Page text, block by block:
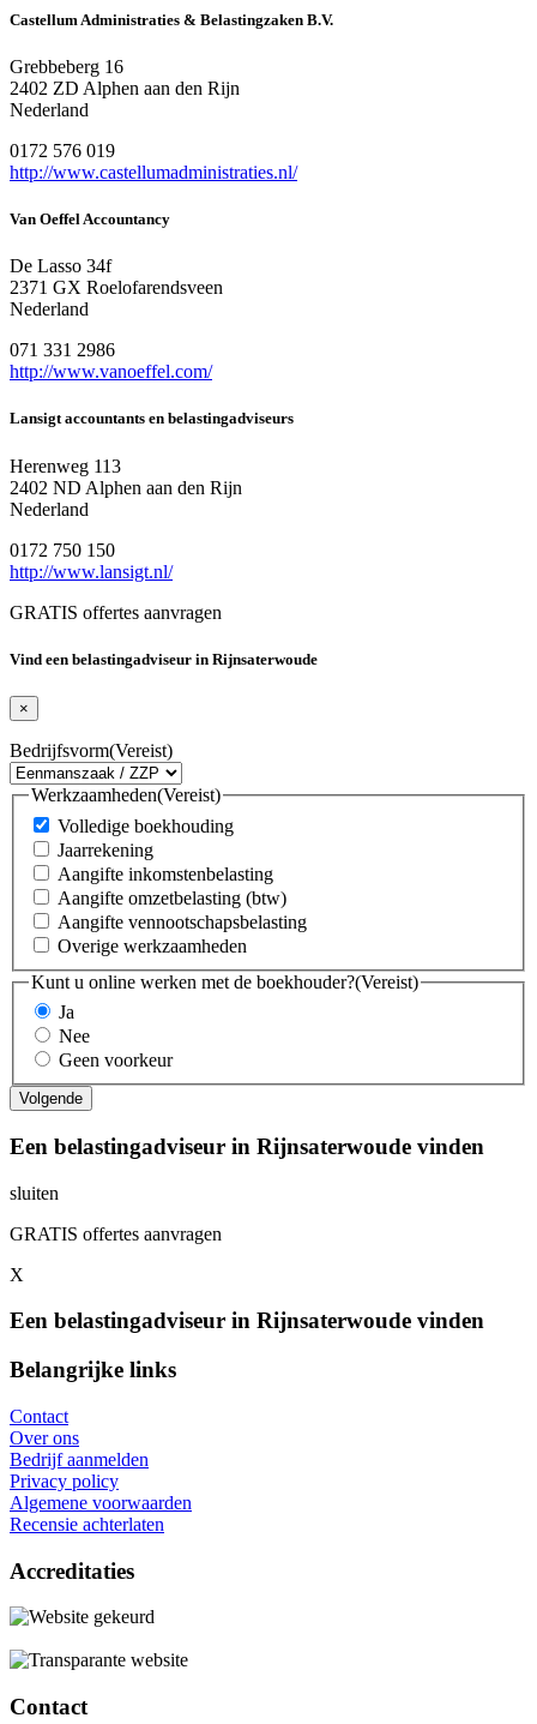
Castellum Administraties & Belastingzaken B.V.
Grebbeberg 16
2402 ZD Alphen aan den Rijn
Nederland
0172 576 019
http://www.castellumadministraties.nl/
Van Oeffel Accountancy
De Lasso 34f
2371 GX Roelofarendsveen
Nederland
071 331 2986
http://www.vanoeffel.com/
Lansigt accountants en belastingadviseurs
Herenweg 113
2402 ND Alphen aan den Rijn
Nederland
0172 750 150
http://www.lansigt.nl/
GRATIS offertes aanvragen
Vind een belastingadviseur in Rijnsaterwoude
×
Bedrijfsvorm(Vereist)
Werkzaamheden(Vereist)
Volledige boekhouding
Jaarrekening
Aangifte inkomstenbelasting
Aangifte omzetbelasting (btw)
Aangifte vennootschapsbelasting
Overige werkzaamheden
Kunt u online werken met de boekhouder?(Vereist)
Ja
Nee
Geen voorkeur
Een belastingadviseur in Rijnsaterwoude vinden
sluiten
GRATIS offertes aanvragen
X
Een belastingadviseur in Rijnsaterwoude vinden
Belangrijke links
Contact
Over ons
Bedrijf aanmelden
Privacy policy
Algemene voorwaarden
Recensie achterlaten
Accreditaties
Contact